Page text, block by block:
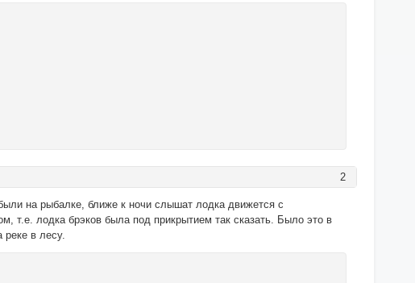
2
на рыбалке, ближе к ночи слышат лодка движется с
т.е. лодка брэков была под прикрытием так сказать. Было это в
в лесу.